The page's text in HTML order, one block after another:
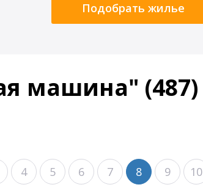
Подобрать жилье
машина" (487)
4 5 6 7 8 9 10